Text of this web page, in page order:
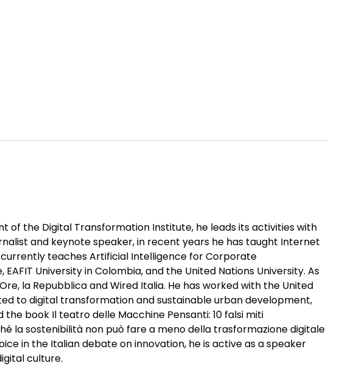
of the Digital Transformation Institute, he leads its activities with
and keynote speaker, in recent years he has taught Internet
currently teaches Artificial Intelligence for Corporate
University in Colombia, and the United Nations University. As
la Repubblica and Wired Italia. He has worked with the United
to digital transformation and sustainable urban development,
book Il teatro delle Macchine Pensanti: 10 falsi miti
la sostenibilità non può fare a meno della trasformazione digitale
in the Italian debate on innovation, he is active as a speaker
culture.